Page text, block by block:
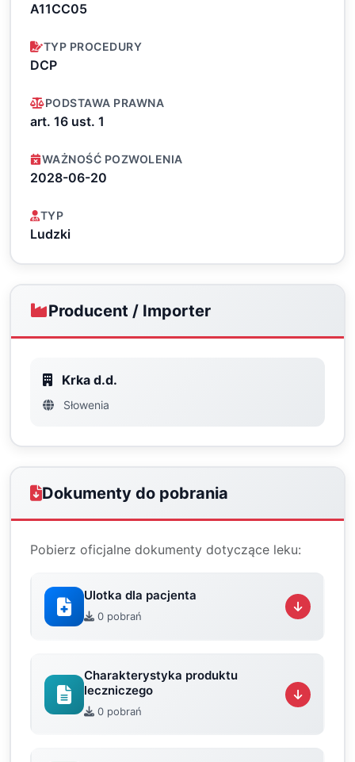
A11CC05
TYP PROCEDURY
DCP
PODSTAWA PRAWNA
art. 16 ust. 1
WAŻNOŚĆ POZWOLENIA
2028-06-20
TYP
Ludzki
Producent / Importer
Krka d.d.
Słowenia
Dokumenty do pobrania
Pobierz oficjalne dokumenty dotyczące leku:
Ulotka dla pacjenta
0 pobrań
Charakterystyka produktu
leczniczego
0 pobrań